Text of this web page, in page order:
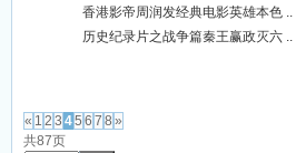
香港影帝周润发经典电影英雄本色 ..
历史纪录片之战争篇秦王赢政灭六 ..
« 1 2 3 45 6 7 8 »
共87页